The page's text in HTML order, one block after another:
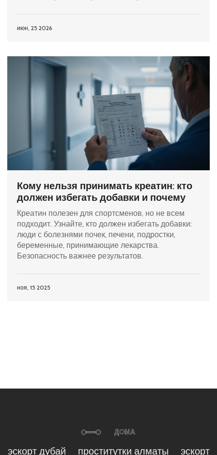
июн, 25 2026
Кому нельзя принимать креатин: кто
должен избегать добавки и почему
Креатин полезен для спортсменов, но не всем
подходит. Узнайте, кто должен избегать добавки:
люди с болезнями почек, печени, подростки,
беременные, принимающие лекарства.
Безопасность важнее результатов.
ноя, 15 2025
эскорт дубай проститутки алматы эскорт